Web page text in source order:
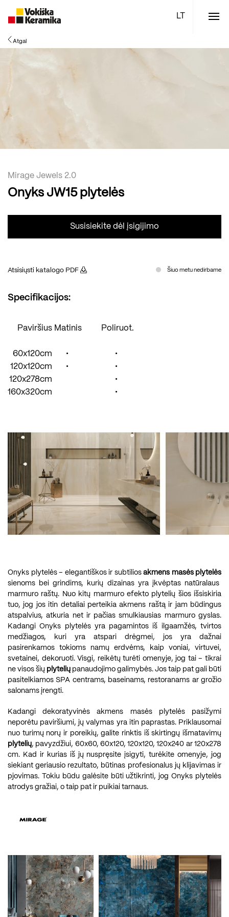
Atgal
Mirage Jewels 2.0
Onyks JW15 plytelės
Susisiekite dėl įsigijimo
Atsisiųsti katalogo PDF Šiuo metu nedirbame
Specifikacijos:
Paviršius Matinis Poliruot.
60x120cm •
•
120x120cm
•
•
120x278cm
•
160x320cm
•
Onyks plytelės – elegantiškos ir subtilios akmens masės plytelės
sienoms bei grindims, kurių dizainas yra įkvėptas natūralaus
marmuro raštų. Nuo kitų marmuro efekto plytelių šios išsiskiria
tuo, jog jos itin detaliai perteikia akmens raštą ir jam būdingus
atspalvius, atkuria net ir pačias smulkiausias marmuro gyslas.
Kadangi Onyks plytelės yra pagamintos iš ilgaamžės, tvirtos
medžiagos, kuri yra atspari drėgmei, jos yra dažnai
pasirenkamos tokioms namų erdvėms, kaip voniai, virtuvei,
svetainei, dekoruoti. Visgi, reikėtų turėti omenyje, jog tai – tikrai
ne visos šių plytelių panaudojimo galimybės. Jos taip pat gali būti
pasitelkiamos SPA centrams, baseinams, restoranams ar grožio
salonams įrengti.
Kadangi dekoratyvinės akmens masės plytelės pasižymi
neporėtu paviršiumi, jų valymas yra itin paprastas. Priklausomai
nuo turimų norų ir poreikių, galite rinktis iš skirtingų išmatavimų
plytelių, pavyzdžiui, 60x60, 60x120, 120x120, 120x240 ar 120x278
cm. Kad ir kurias iš jų nuspręsite įsigyti, turėkite omenyje, jog
siekiant geriausio rezultato, būtinas profesionalus jų klijavimas ir
pjovimas. Tokiu būdu galėsite būti užtikrinti, jog Onyks plytelės
atrodys gražiai, o taip pat ir puikiai tarnaus.
Meniu
Plytelės
Boen parketlentės
Specialūs pasiūlymai